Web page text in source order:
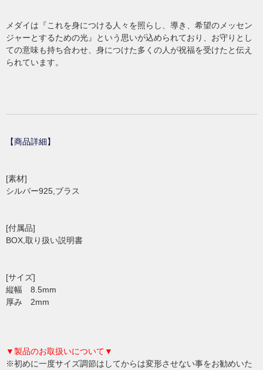
メダイは『これを身につける人々を照らし、導き、希望のメッセン
ジャーとするための光』という思いが込められており、お守りとし
ての意味も持ち合わせ、身につけた多くの人が祝福を受けたと伝え
られています。
【商品詳細】
[素材]
シルバー925,ブラス
[付属品]
BOX,取り扱い説明書
[サイズ]
縦幅 8.5mm
厚み 2mm
▼製品のお取扱いについて▼
※初めに一度サイズ調節はしてからは変形させない事をお勧めいた